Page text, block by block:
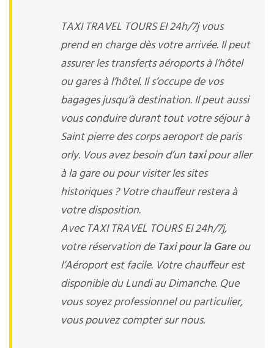
TAXI TRAVEL TOURS EI 24h/7j vous
prend en charge dès votre arrivée. Il peut
assurer les transferts aéroports à l’hôtel
ou gares à l’hôtel. Il s’occupe de vos
bagages jusqu’à destination. Il peut aussi
vous conduire durant tout votre séjour à
Saint pierre des corps aeroport de paris
orly. Vous avez besoin d’un taxipour aller
à la gare ou pour visiter les sites
historiques ? Votre chauffeur restera à
votre disposition.
Avec TAXI TRAVEL TOURS EI 24h/7j,
votre réservation de Taxi pour la Gareou
l’Aéroport est facile. Votre chauffeur est
disponible du Lundi au Dimanche. Que
vous soyez professionnel ou particulier,
vous pouvez compter sur nous.